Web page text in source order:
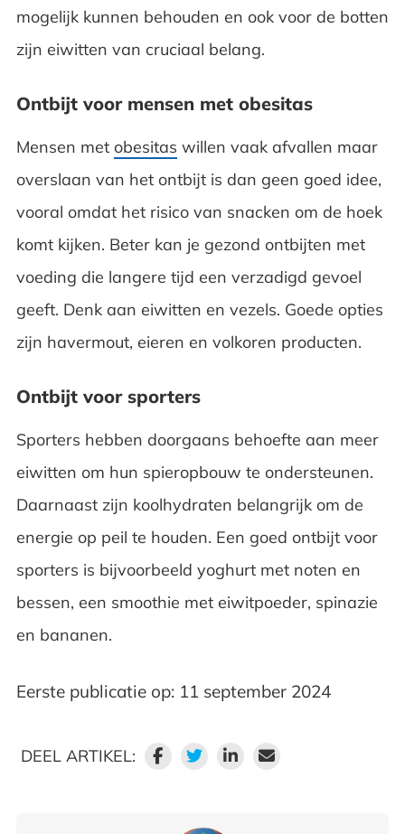
mogelijk kunnen behouden en ook voor de botten
zijn eiwitten van cruciaal belang.
Ontbijt voor mensen met obesitas
Mensen met obesitas willen vaak afvallen maar
overslaan van het ontbijt is dan geen goed idee,
vooral omdat het risico van snacken om de hoek
komt kijken. Beter kan je gezond ontbijten met
voeding die langere tijd een verzadigd gevoel
geeft. Denk aan eiwitten en vezels. Goede opties
zijn havermout, eieren en volkoren producten.
Ontbijt voor sporters
Sporters hebben doorgaans behoefte aan meer
eiwitten om hun spieropbouw te ondersteunen.
Daarnaast zijn koolhydraten belangrijk om de
energie op peil te houden. Een goed ontbijt voor
sporters is bijvoorbeeld yoghurt met noten en
bessen, een smoothie met eiwitpoeder, spinazie
en bananen.
Eerste publicatie op: 11 september 2024
DEEL ARTIKEL: